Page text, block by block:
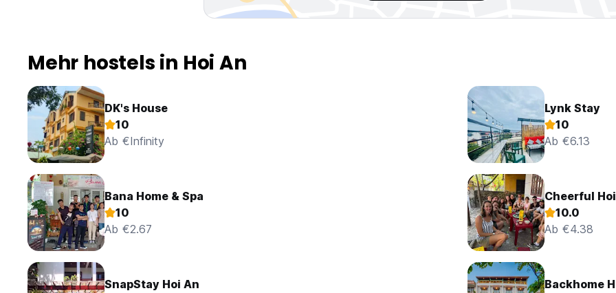
Mehr hostels in Hoi An
DK's House
10
Ab €Infinity
Lynk Stay
10
Ab €6.13
Bana Home & Spa
10
Ab €2.67
Cheerful
10.0
Ab €4.38
SnapStay Hoi An
Backhome